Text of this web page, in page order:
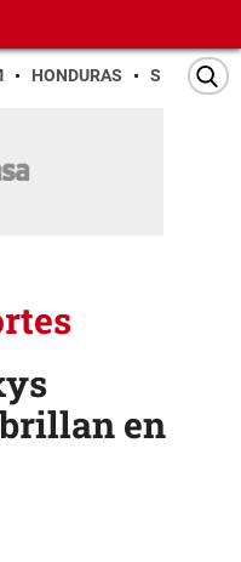
HONDURAS SAN PEDRO
en